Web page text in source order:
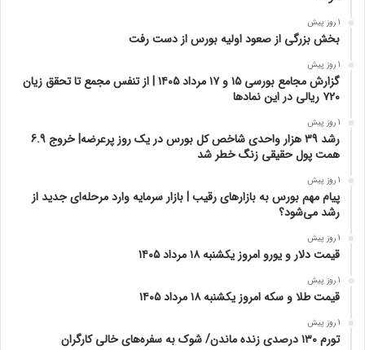
1 روز پیش
بخش بزرگی از صعود اولیه بورس از دست رفت
1 روز پیش
گزارش مجامع بورسی ۱۵ و ۱۷ مرداد ۱۴۰۵ | از تنفس مجمع تا تحقق زیان
۷۲۰ ریالی در این نماد‌ها
1 روز پیش
رشد 39 هزار واحدی شاخص کل بورس در یک روز پرعرضه| خروج 6.9
همت پول حقیقی زنگ خطر شد
1 روز پیش
پیام مهم بورس به بازارهای رقیب | بازار سرمایه وارد مرحله‌ای جدید از
رشد می‌شود؟
1 روز پیش
قیمت دلار و یورو امروز یکشنبه ۱۸ مرداد ۱۴۰۵
1 روز پیش
قیمت طلا و سکه امروز یکشنبه ۱۸ مرداد ۱۴۰۵
1 روز پیش
تورم ۱۳۰ درصدی زنده ماندن/ شوک به سفره‌های خالی کارگران